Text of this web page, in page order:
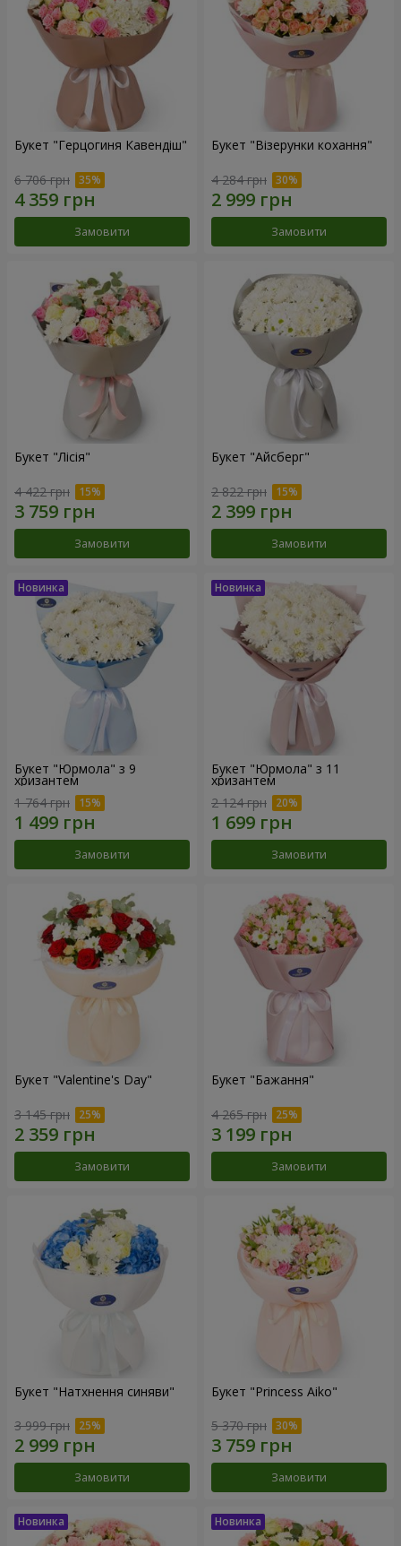
Букет "Герцогиня Кавендіш"
6 706 грн
Замовити
Букет "Візерунки кохання"
4 284 грн
Замовити
Букет "Лісія"
4 422 грн
Замовити
Букет "Айсберг"
2 822 грн
Замовити
Букет "Юрмола" з 9
хризантем
1 764 грн
Замовити
Букет "Юрмола" з 11
хризантем
2 124 грн
Замовити
Букет "Valentine's Day"
3 145 грн
Замовити
Букет "Бажання"
4 265 грн
Замовити
Букет "Натхнення синяви"
3 999 грн
Замовити
Букет "Princess Aiko"
5 370 грн
Замовити